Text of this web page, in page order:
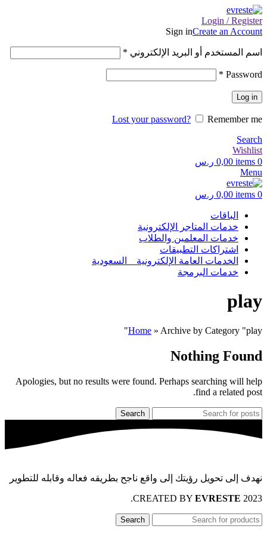
Login / Register
Sign inCreate an Account
اسم المستخدم أو البريد الإلكتروني *
Password
*
Log in
Lost your password?
Remember me
Search
Wishlist
0
items
0,00 ر.س
Menu
0
items
0,00 ر.س
الباقات
خدمات المتاجر الإلكترونية
خدمات المعلمين والطلاب
اشتراكات التطبيقات
الخدمات العامة الإلكترونية _ السعودية
خدمات البرمجة
play
Home » Archive by Category "play"
Nothing Found
Apologies, but no results were found. Perhaps searching will help
find a related post.
Search
نهدف إلى تحويل رؤيتك إلى واقع ناجح بطريقه فعاله وقابله للتطوير
2023 CREATED BY
EVRESTE
.
Search